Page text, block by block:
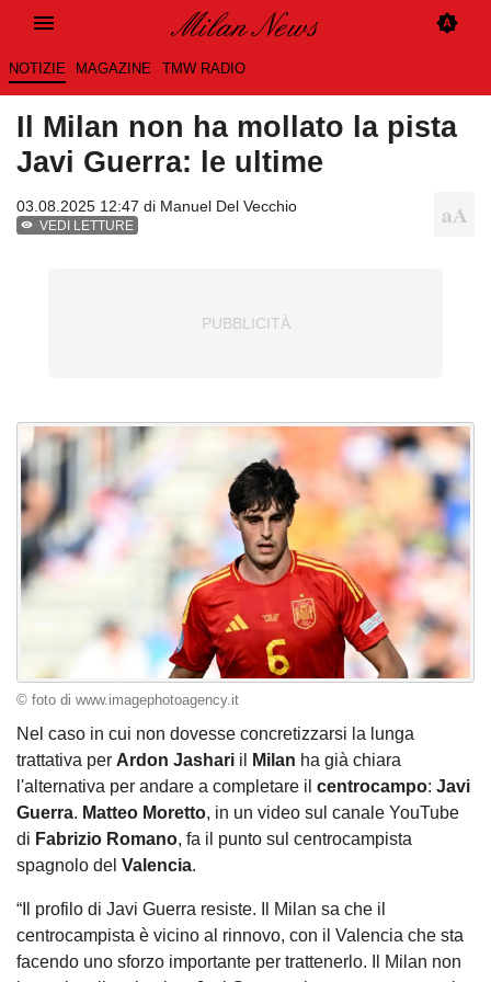
NOTIZIE MAGAZINE TMW RADIO
Il Milan non ha mollato la pista
Javi Guerra: le ultime
03.08.2025 12:47 di Manuel Del Vecchio
VEDI LETTURE
© foto di www.imagephotoagency.it
Nel caso in cui non dovesse concretizzarsi la lunga
trattativa per Ardon Jashari il Milan ha già chiara
l'alternativa per andare a completare il centrocampo: Javi
Guerra. Matteo Moretto, in un video sul canale YouTube
di Fabrizio Romano, fa il punto sul centrocampista
spagnolo del Valencia.
“Il profilo di Javi Guerra resiste. Il Milan sa che il
centrocampista è vicino al rinnovo, con il Valencia che sta
facendo uno sforzo importante per trattenerlo. Il Milan non